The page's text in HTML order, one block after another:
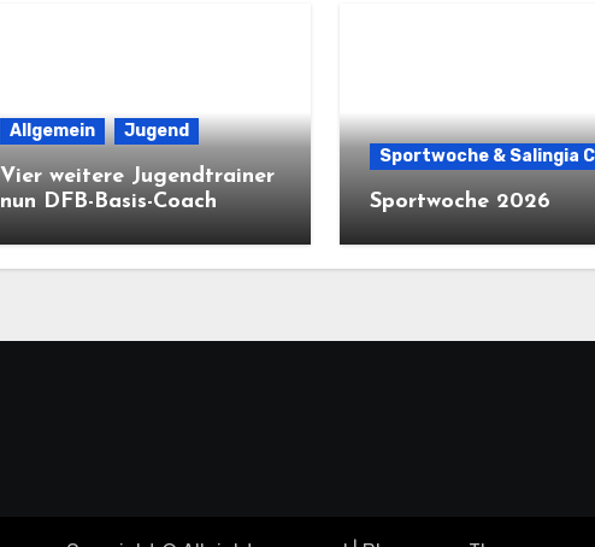
Allgemein Jugend
Vier weitere Jugendtrainer
nun DFB-Basis-Coach
Sportwoche & Salingia
Sportwoche 2026